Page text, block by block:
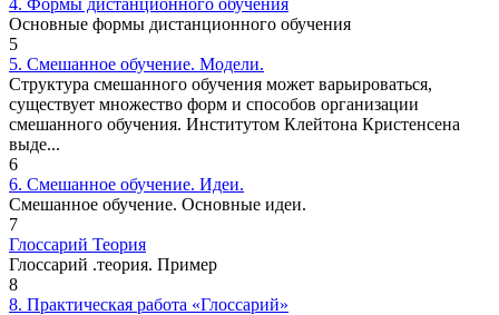
Основные формы дистанционного обучения
5
5. Смешанное обучение. Модели.
Структура смешанного обучения может варьироваться,
существует множество форм и способов организации
смешанного обучения. Институтом Клейтона Кристенсена
выде...
6
6. Смешанное обучение. Идеи.
Смешанное обучение. Основные идеи.
7
Глоссарий Теория
Глоссарий .теория. Пример
8
8. Практическая работа «Глоссарий»